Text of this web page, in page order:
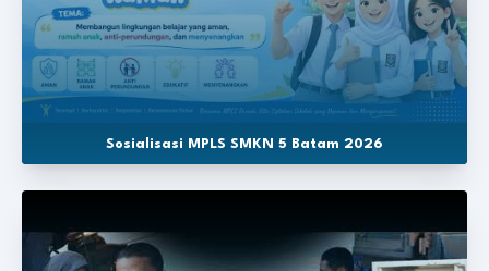
Sosialisasi MPLS SMKN 5 Batam 2026